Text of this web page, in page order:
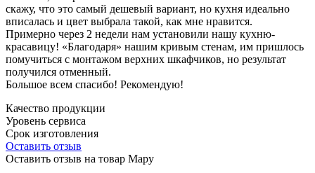
скажу, что это самый дешевый вариант, но кухня идеально
вписалась и цвет выбрала такой, как мне нравится.
Примерно через 2 недели нам установили нашу кухню-
красавицу! «Благодаря» нашим кривым стенам, им пришлось
помучиться с монтажом верхних шкафчиков, но результат
получился отменный.
Большое всем спасибо! Рекомендую!
Качество продукции
Уровень сервиса
Срок изготовления
Оставить отзыв
Оставить отзыв на товар Мару